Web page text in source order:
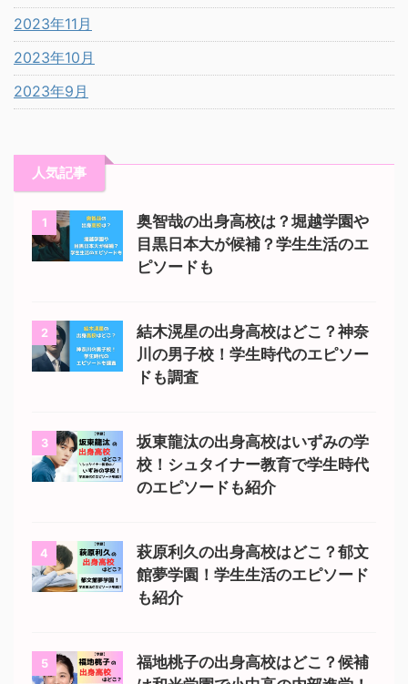
2023年11月
2023年10月
2023年9月
人気記事
1
奥智哉の出身高校は？堀越学園や
目黒日本大が候補？学生生活のエ
ピソードも
2
結木滉星の出身高校はどこ？神奈
川の男子校！学生時代のエピソー
ドも調査
3
坂東龍汰の出身高校はいずみの学
校！シュタイナー教育で学生時代
のエピソードも紹介
4
萩原利久の出身高校はどこ？郁文
館夢学園！学生生活のエピソード
も紹介
5
福地桃子の出身高校はどこ？候補